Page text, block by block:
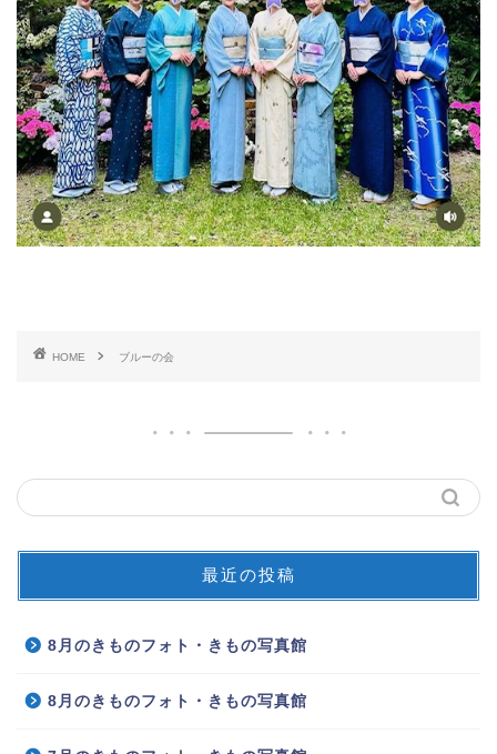
HOME ブルーの会
最近の投稿
8月のきものフォト・きもの写真館
8月のきものフォト・きもの写真館